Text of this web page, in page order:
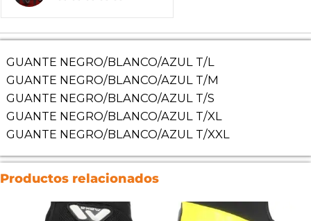
GUANTE NEGRO/BLANCO/AZUL T/L
GUANTE NEGRO/BLANCO/AZUL T/M
GUANTE NEGRO/BLANCO/AZUL T/S
GUANTE NEGRO/BLANCO/AZUL T/XL
GUANTE NEGRO/BLANCO/AZUL T/XXL
Productos relacionados